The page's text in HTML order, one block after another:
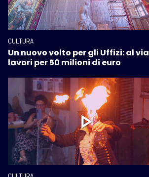
CULTURA
Un nuovo volto per gli Uffizi: al via
lavori per 50 milioni di euro